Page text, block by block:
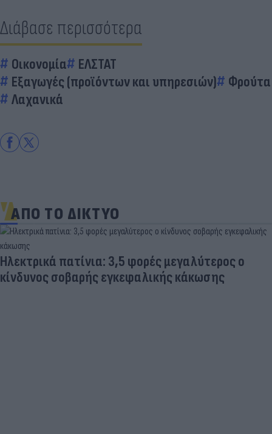
Διάβασε περισσότερα
Οικονομία
ΕΛΣΤΑΤ
Εξαγωγές (προϊόντων και υπηρεσιών)
Φρούτα
Λαχανικά
ΑΠΟ ΤΟ ΔΙΚΤΥΟ
Ηλεκτρικά πατίνια: 3,5 φορές μεγαλύτερος ο
κίνδυνος σοβαρής εγκεφαλικής κάκωσης